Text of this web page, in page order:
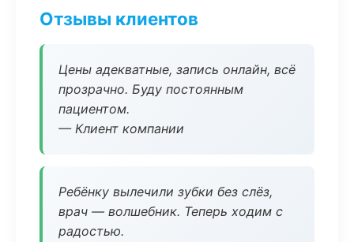
Отзывы клиентов
Цены адекватные, запись онлайн, всё
прозрачно. Буду постоянным
пациентом.
— Клиент компании
Ребёнку вылечили зубки без слёз,
врач — волшебник. Теперь ходим с
радостью.